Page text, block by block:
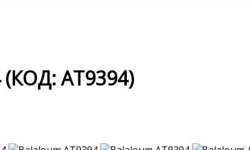
(КОД:AT9394)